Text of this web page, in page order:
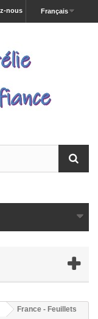
Français
nous
France - Feuillets